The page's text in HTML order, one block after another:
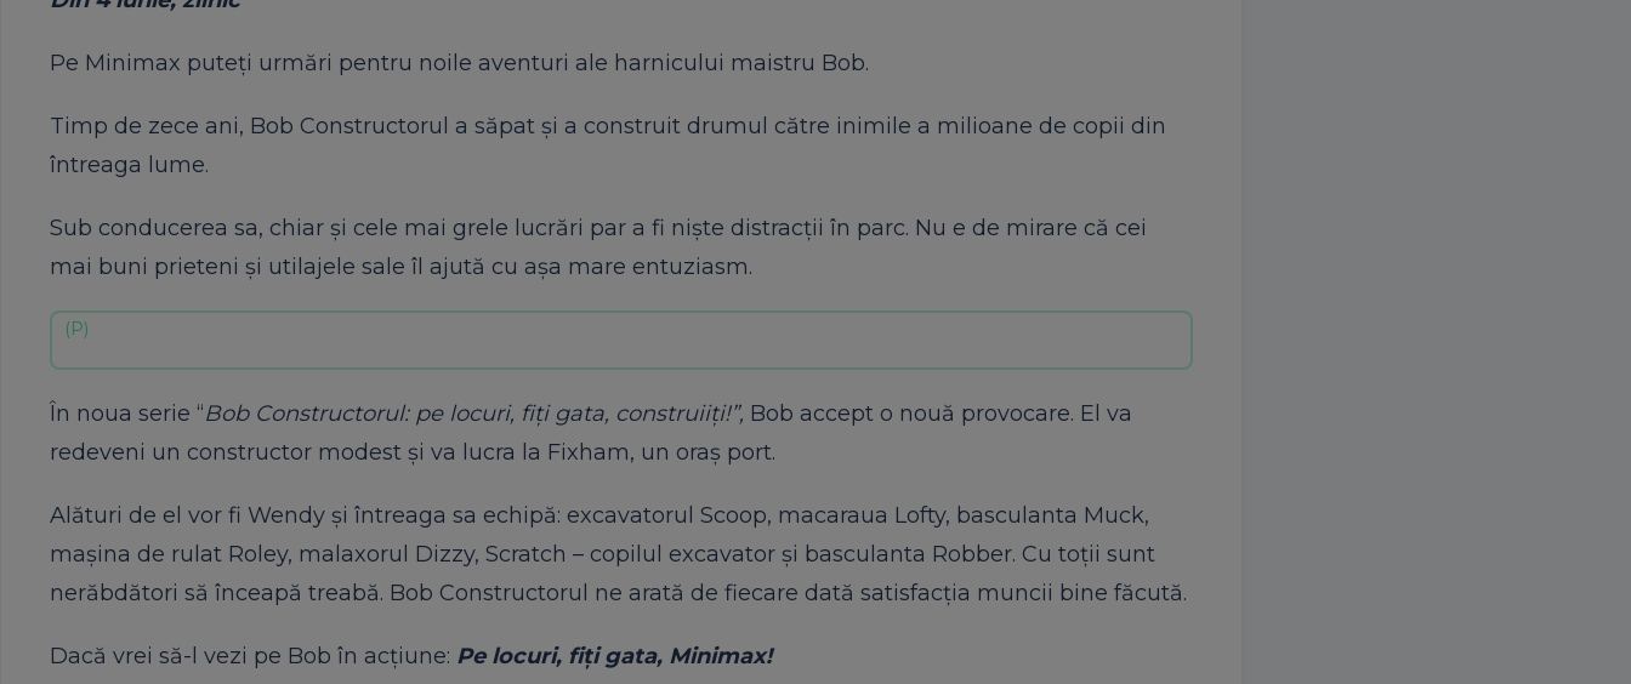
Pe Minimax puteţi urmări pentru noile aventuri ale harnicului maistru Bob.
Timp de zece ani, Bob Constructorul a săpat şi a construit drumul către inimile a milioane de copii din
întreaga lume.
Sub conducerea sa, chiar şi cele mai grele lucrări par a fi nişte distracţii în parc. Nu e de mirare că cei
mai buni prieteni şi utilajele sale îl ajută cu așa mare entuziasm.
În noua serie “Bob Constructorul: pe locuri, fiţi gata, construiiţi!”, Bob accept o nouă provocare. El va
redeveni un constructor modest şi va lucra la Fixham, un oraş port.
Alături de el vor fi Wendy şi întreaga sa echipă: excavatorul Scoop, macaraua Lofty, basculanta Muck,
mașina de rulat Roley, malaxorul Dizzy, Scratch – copilul excavator şi basculanta Robber. Cu toţii sunt
nerăbdători să înceapă treabă. Bob Constructorul ne arată de fiecare dată satisfacţia muncii bine făcută.
Dacă vrei să-l vezi pe Bob în acțiune: Pe locuri, fiţi gata, Minimax!